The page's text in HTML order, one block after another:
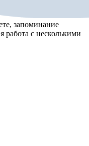
запоминание
работа с несколькими